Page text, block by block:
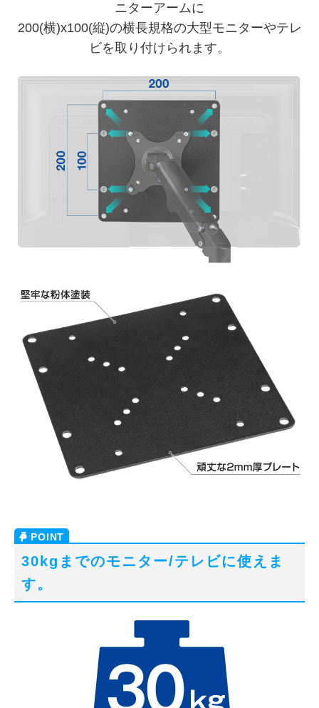
ニターアームに
200(横)x100(縦)の横長規格の大型モニターやテレ
ビを取り付けられます。
30kgまでのモニター/テレビに使えま
す。